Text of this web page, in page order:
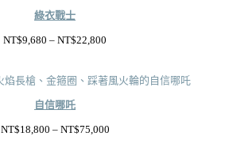
綠衣戰士
NT$9,680 – NT$22,800
範
到
自信哪吒
NT$18,800 – NT$75,000價